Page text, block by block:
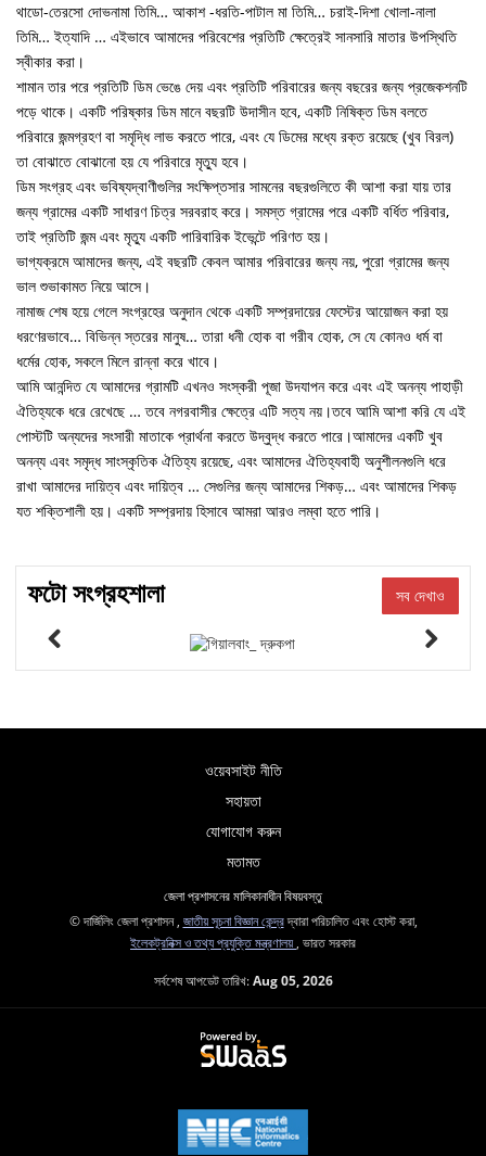
থাডো-তেরসো দোভনামা তিমি… আকাশ -ধরতি-পাটাল মা তিমি… চরাই-দিশা খোলা-নালা
তিমি… ইত্যাদি … এইভাবে আমাদের পরিবেশের প্রতিটি ক্ষেত্রেই সানসারি মাতার উপস্থিতি
স্বীকার করা।
শামান তার পরে প্রতিটি ডিম ভেঙে দেয় এবং প্রতিটি পরিবারের জন্য বছরের জন্য প্রজেকশনটি
পড়ে থাকে। একটি পরিষ্কার ডিম মানে বছরটি উদাসীন হবে, একটি নিষিক্ত ডিম বলতে
পরিবারে জন্মগ্রহণ বা সমৃদ্ধি লাভ করতে পারে, এবং যে ডিমের মধ্যে রক্ত রয়েছে (খুব বিরল)
তা বোঝাতে বোঝানো হয় যে পরিবারে মৃত্যু হবে।
ডিম সংগ্রহ এবং ভবিষ্যদ্বাণীগুলির সংক্ষিপ্তসার সামনের বছরগুলিতে কী আশা করা যায় তার
জন্য গ্রামের একটি সাধারণ চিত্র সরবরাহ করে। সমস্ত গ্রামের পরে একটি বর্ধিত পরিবার,
তাই প্রতিটি জন্ম এবং মৃত্যু একটি পারিবারিক ইভেন্টে পরিণত হয়।
ভাগ্যক্রমে আমাদের জন্য, এই বছরটি কেবল আমার পরিবারের জন্য নয়, পুরো গ্রামের জন্য
ভাল শুভাকামত নিয়ে আসে।
নামাজ শেষ হয়ে গেলে সংগ্রহের অনুদান থেকে একটি সম্প্রদায়ের ফেস্টের আয়োজন করা হয়
ধরণেরভাবে… বিভিন্ন স্তরের মানুষ… তারা ধনী হোক বা গরীব হোক, সে যে কোনও ধর্ম বা
ধর্মের হোক, সকলে মিলে রান্না করে খাবে।
আমি আনন্দিত যে আমাদের গ্রামটি এখনও সংস্করী পূজা উদযাপন করে এবং এই অনন্য পাহাড়ী
ঐতিহ্যকে ধরে রেখেছে … তবে নগরবাসীর ক্ষেত্রে এটি সত্য নয়।তবে আমি আশা করি যে এই
পোস্টটি অন্যদের সংসারী মাতাকে প্রার্থনা করতে উদ্বুদ্ধ করতে পারে।আমাদের একটি খুব
অনন্য এবং সমৃদ্ধ সাংস্কৃতিক ঐতিহ্য রয়েছে, এবং আমাদের ঐতিহ্যবাহী অনুশীলনগুলি ধরে
রাখা আমাদের দায়িত্ব এবং দায়িত্ব … সেগুলির জন্য আমাদের শিকড়… এবং আমাদের শিকড়
যত শক্তিশালী হয়। একটি সম্প্রদায় হিসাবে আমরা আরও লম্বা হতে পারি।
ফটো সংগ্রহশালা সব দেখাও
ওয়েবসাইট নীতি
সহায়তা
যোগাযোগ করুন
মতামত
জেলা প্রশাসনের মালিকানাধীন বিষয়বস্তু
© দার্জিলিং জেলা প্রশাসন , জাতীয় সূচনা বিজ্ঞান কেন্দ্রদ্বারা পরিচালিত এবং হোস্ট করা,
ইলেকট্রনিক্স ও তথ্য প্রযুক্তি মন্ত্রণালয় , ভারত সরকার
সর্বশেষ আপডেট তারিখ:Aug 05, 2026